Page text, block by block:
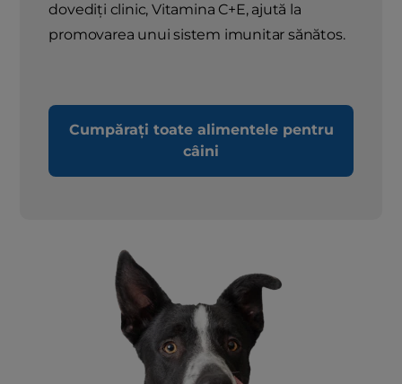
dovediți clinic, Vitamina C+E, ajută la
promovarea unui sistem imunitar sănătos.
Cumpărați toate alimentele pentru
câini